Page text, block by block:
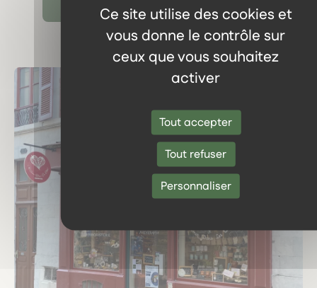
Ce site utilise des cookies et
vous donne le contrôle sur
ceux que vous souhaitez
activer
Tout accepter
Tout refuser
Personnaliser